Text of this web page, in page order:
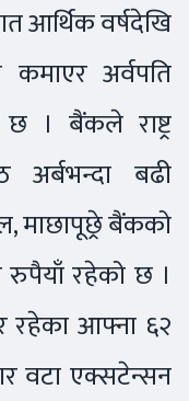
आर्थिक वर्षदेखि
कमाएर अर्वपति
। बैंकले राष्ट्र
अर्बभन्दा बढी
माछापूछ्रे बैंकको
रहेको छ ।
रहेका आफ्ना ६२
वटा एक्सटेन्सन